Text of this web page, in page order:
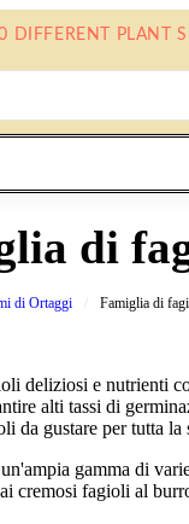
DIFFERENT PLANT
di
di Ortaggi Famiglia di
deliziosi e nutrienti
alti tassi di
da gustare per tutta la
gamma di
cremosi fagioli al